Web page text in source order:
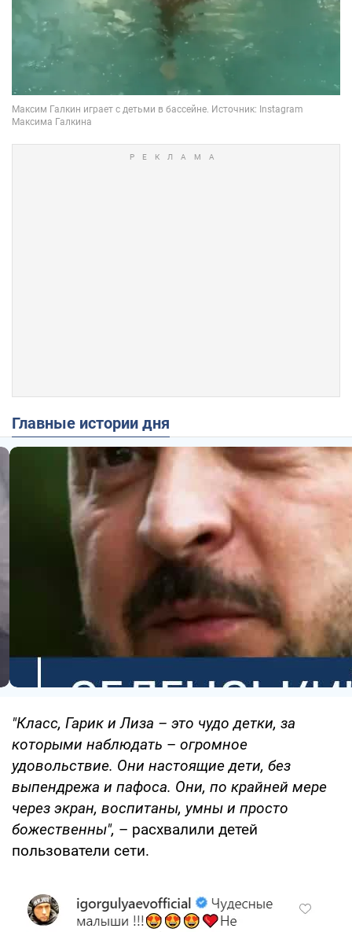
Главные истории дня
"Класс, Гарик и Лиза – это чудо детки, за
которыми наблюдать – огромное
удовольствие. Они настоящие дети, без
выпендрежа и пафоса. Они, по крайней мере
через экран, воспитаны, умны и просто
божественны", – расхвалили детей
пользователи сети.